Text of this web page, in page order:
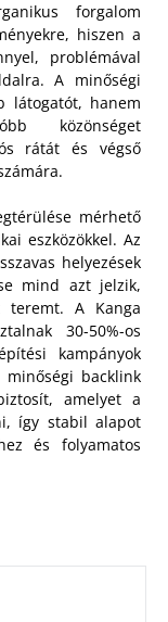
forgalom
hiszen a
problémával
A minőségi
látogatót, hanem
közönséget
rátát és végső
mérhető
eszközökkel. Az
helyezések
mind azt jelzik,
teremt. A Kanga
30-50%-os
kampányok
backlink
amelyet a
így stabil alapot
és folyamatos